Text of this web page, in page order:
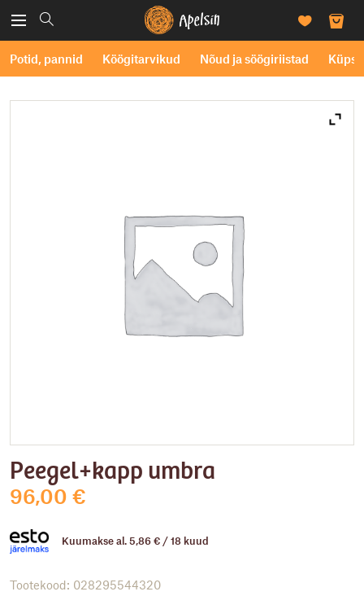
Potid, pannid Köögitarvikud Nõud ja söögiriistad
Peegel+kapp umbra
96,00 €
Kuumakse al.5,86€ / 18 kuud
Tootekood: 028295544320